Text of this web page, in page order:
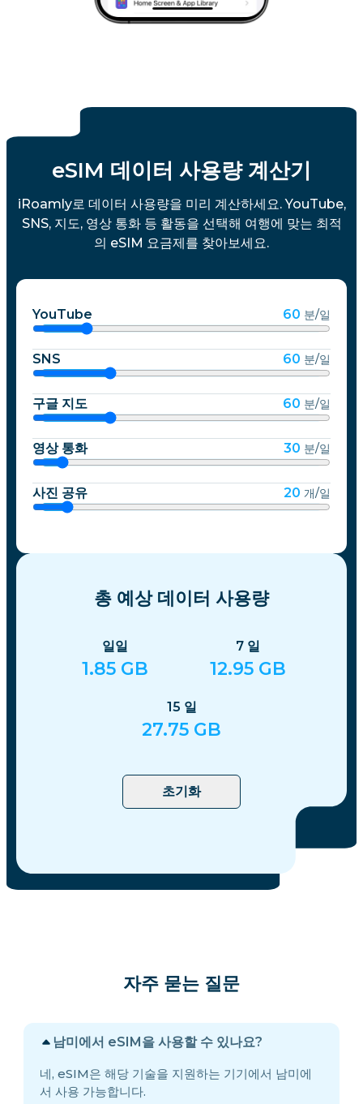
eSIM 데이터 사용량 계산기
iRoamly로 데이터 사용량을 미리 계산하세요. YouTube,
SNS, 지도, 영상 통화 등 활동을 선택해 여행에 맞는 최적
의 eSIM 요금제를 찾아보세요.
YouTube 60 분/일
SNS 60 분/일
구글 지도 60 분/일
영상 통화 30 분/일
사진 공유 20 개/일
총 예상 데이터 사용량
일일
1.85 GB
7 일
12.95 GB
15 일
27.75 GB
초기화
자주 묻는 질문
남미에서 eSIM을 사용할 수 있나요?
네, eSIM은 해당 기술을 지원하는 기기에서 남미에
서 사용 가능합니다.